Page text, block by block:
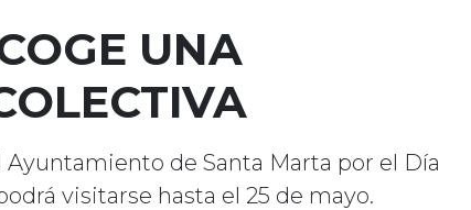
UNA
Ayuntamiento de Santa Marta por el Día
visitarse hasta el 25 de mayo.